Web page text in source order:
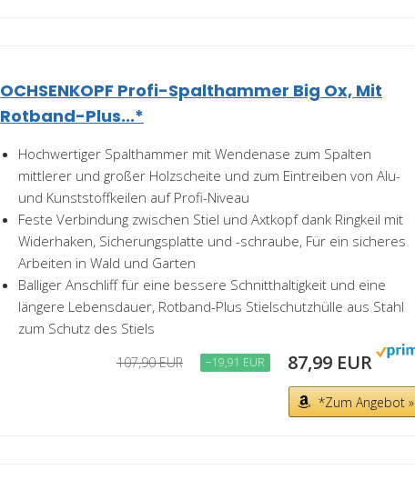
OCHSENKOPF Profi-Spalthammer Big Ox, Mit
Rotband-Plus...*
Hochwertiger Spalthammer mit Wendenase zum Spalten
mittlerer und großer Holzscheite und zum Eintreiben von Alu-
und Kunststoffkeilen auf Profi-Niveau
Feste Verbindung zwischen Stiel und Axtkopf dank Ringkeil mit
Widerhaken, Sicherungsplatte und -schraube, Für ein sicheres
Arbeiten in Wald und Garten
Balliger Anschliff für eine bessere Schnitthaltigkeit und eine
längere Lebensdauer, Rotband-Plus Stielschutzhülle aus Stahl
zum Schutz des Stiels
107,90 EUR −19,91 EUR 87,99 EUR
*Zum Angebot »